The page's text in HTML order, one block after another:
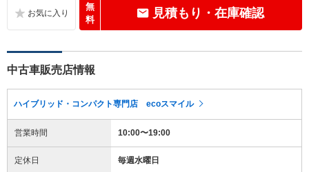
無
料
見積もり・在庫確認
中古車販売店情報
ハイブリッド・コンパクト専門店 ecoスマイル
営業時間 10:00〜19:00
定休日 毎週水曜日